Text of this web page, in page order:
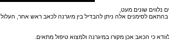
נלווים שונים מעט,
בהתאם לסימנים אלה ניתן להבדיל בין מיגרנה לכאב ראש אחר, העלול
כי הכאב אכן מקורו במיגרנה ולמצוא טיפול מתאים.